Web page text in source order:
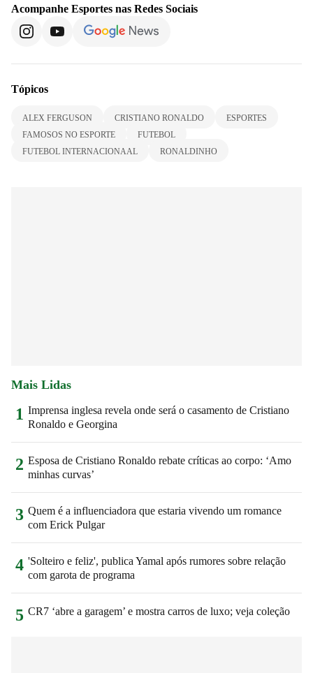
Acompanhe Esportes nas Redes Sociais
Tópicos
ALEX FERGUSON CRISTIANO RONALDO
ESPORTES
FAMOSOS NO ESPORTE
FUTEBOL
FUTEBOL INTERNACIONAAL
RONALDINHO
Mais Lidas
1 Imprensa inglesa revela onde será o casamento de Cristiano
Ronaldo e Georgina
2 Esposa de Cristiano Ronaldo rebate críticas ao corpo: ‘Amo
minhas curvas’
3 Quem é a influenciadora que estaria vivendo um romance
com Erick Pulgar
4 'Solteiro e feliz', publica Yamal após rumores sobre relação
com garota de programa
5 CR7 ‘abre a garagem’ e mostra carros de luxo; veja coleção